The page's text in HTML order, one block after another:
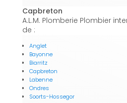
Capbreton
A.L.M. Plomberie Plombier
de :
Anglet
Bayonne
Biarritz
Capbreton
Labenne
Ondres
Soorts-Hossegor